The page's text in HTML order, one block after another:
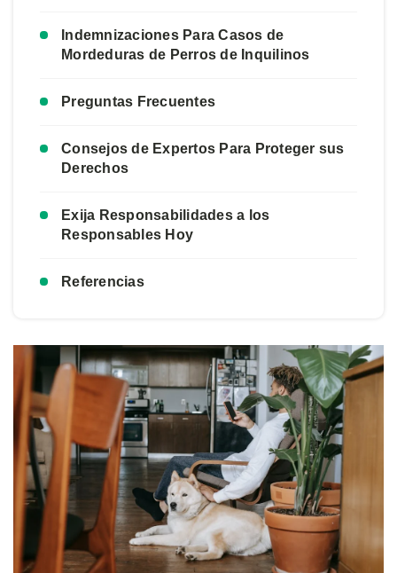
Indemnizaciones Para Casos de
Mordeduras de Perros de Inquilinos
Preguntas Frecuentes
Consejos de Expertos Para Proteger sus
Derechos
Exija Responsabilidades a los
Responsables Hoy
Referencias